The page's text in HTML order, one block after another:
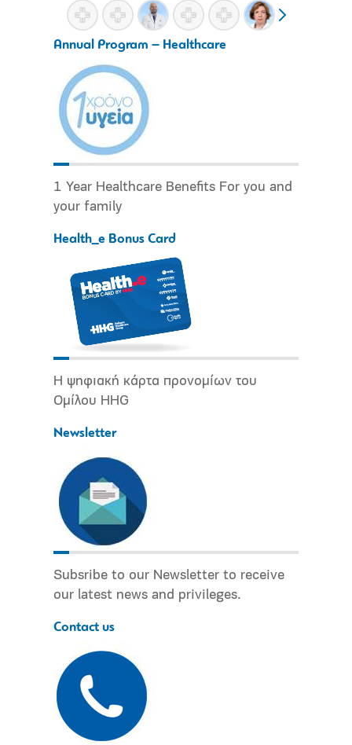
Annual Program – Healthcare
1 Year Healthcare Benefits For you and
your family
Health_e Bonus Card
Η ψηφιακή κάρτα προνομίων του
Ομίλου HHG
Newsletter
Subsribe to our Newsletter to receive
our latest news and privileges.
Contact us